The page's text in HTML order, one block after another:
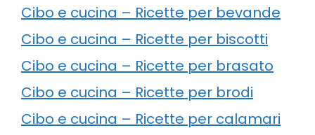
Cibo e cucina – Ricette per bevande
Cibo e cucina – Ricette per biscotti
Cibo e cucina – Ricette per brasato
Cibo e cucina – Ricette per brodi
Cibo e cucina – Ricette per calamari